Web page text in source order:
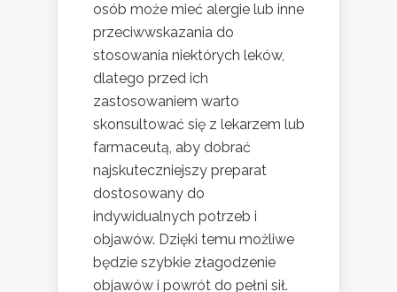
osób może mieć alergie lub inne
przeciwwskazania do
stosowania niektórych leków,
dlatego przed ich
zastosowaniem warto
skonsultować się z lekarzem lub
farmaceutą, aby dobrać
najskuteczniejszy preparat
dostosowany do
indywidualnych potrzeb i
objawów. Dzięki temu możliwe
będzie szybkie złagodzenie
objawów i powrót do pełni sił.